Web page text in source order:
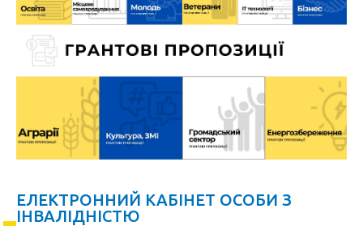
ЕЛЕКТРОННИЙ КАБІНЕТ ОСОБИ З
ІНВАЛІДНІСТЮ